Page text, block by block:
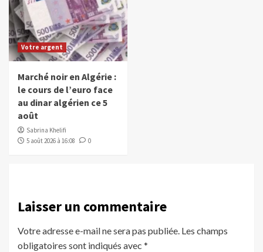
Votre argent
Marché noir en Algérie :
le cours de l’euro face
au dinar algérien ce 5
août
Sabrina Khelifi
5 août 2026 à 16:08
0
Laisser un commentaire
Votre adresse e-mail ne sera pas publiée. Les champs
obligatoires sont indiqués avec *